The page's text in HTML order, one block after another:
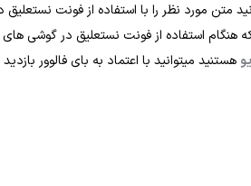
متن مورد نظر را با استفاده از فونت نستعلیق
هنگام استفاده از فونت نستعلیق در گوشی ‌های
هستنید میتوانید با اعتماد به بای فالوور